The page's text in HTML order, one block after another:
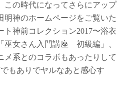
この時代になってさらにアップ
明神のホームページをご覧いた
ト神前コレクション2017〜浴衣
巫女さん入門講座 初級編」、
メ系とのコラボもあったりして
でもありでヤルなあと感心す